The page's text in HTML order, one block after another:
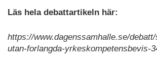
Läs hela debattartikeln här:
https://www.dagenssamhalle.se/
utan-forlangda-yrkeskompetensbevis-